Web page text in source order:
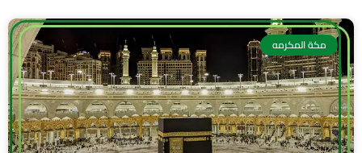
مكة المكرمه
Page
Page
Page